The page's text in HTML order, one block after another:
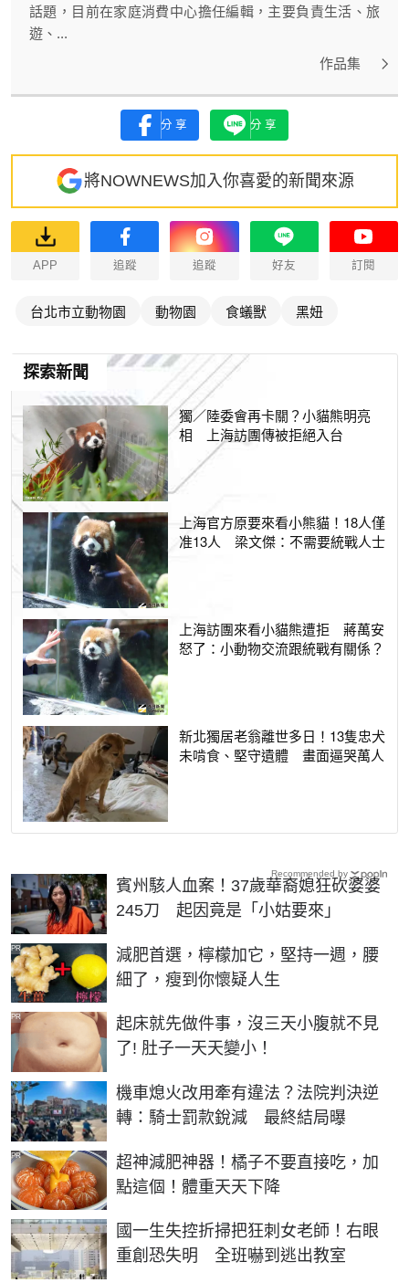
話題，目前在家庭消費中心擔任編輯，主要負責生活、旅
遊、...
作品集
分享 分享
將NOWNEWS加入你喜愛的新聞來源
APP 追蹤 追蹤 好友 訂閱
台北市立動物園 動物園 食蟻獸 黑妞
探索新聞
獨／陸委會再卡關？小貓熊明亮
相 上海訪團傳被拒絕入台
上海官方原要來看小熊貓！18人僅
准13人 梁文傑：不需要統戰人士
上海訪團來看小貓熊遭拒 蔣萬安
怒了：小動物交流跟統戰有關係？
新北獨居老翁離世多日！13隻忠犬
未啃食、堅守遺體 畫面逼哭萬人
賓州駭人血案！37歲華裔媳狂砍婆婆
245刀 起因竟是「小姑要來」
減肥首選，檸檬加它，堅持一週，腰
細了，瘦到你懷疑人生
PR
起床就先做件事，沒三天小腹就不見
了! 肚子一天天變小！
PR
機車熄火改用牽有違法？法院判決逆
轉：騎士罰款銳減 最終結局曝
超神減肥神器！橘子不要直接吃，加
點這個！體重天天下降
PR
國一生失控折掃把狂刺女老師！右眼
重創恐失明 全班嚇到逃出教室
Recommended by